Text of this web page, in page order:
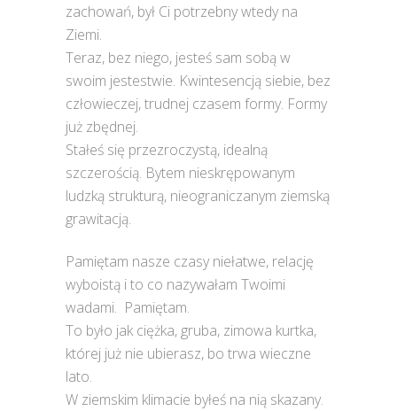
zachowań, był Ci potrzebny wtedy na
Ziemi.
Teraz, bez niego, jesteś sam sobą w
swoim jestestwie. Kwintesencją siebie, bez
człowieczej, trudnej czasem formy. Formy
już zbędnej.
Stałeś się przezroczystą, idealną
szczerością. Bytem nieskrępowanym
ludzką strukturą, nieograniczanym ziemską
grawitacją.
Pamiętam nasze czasy niełatwe, relację
wyboistą i to co nazywałam Twoimi
wadami. Pamiętam.
To było jak ciężka, gruba, zimowa kurtka,
której już nie ubierasz, bo trwa wieczne
lato.
W ziemskim klimacie byłeś na nią skazany.